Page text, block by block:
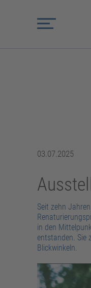
03.07.2025
Seit zehn
in den
entstanden. Sie
Blickwinkeln.